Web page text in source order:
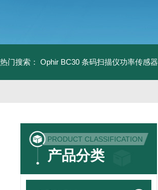
热门搜索： Ophir BC30 条码扫描仪功率传感器
PRODUCT CLASSIFICATION
产品分类